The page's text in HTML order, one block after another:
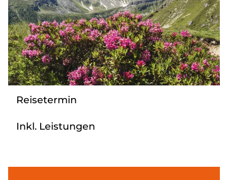
Kataloge
Kontakt
Reisetermin
Inkl. Leistungen